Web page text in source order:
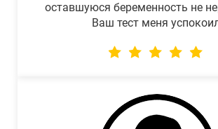
оставшуюся беременность не
Ваш тест меня